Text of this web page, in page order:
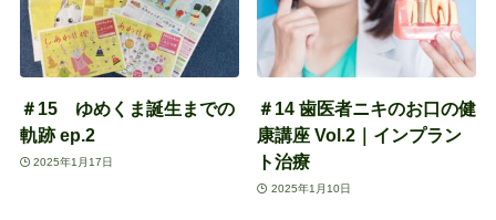
＃15 ゆめくま誕生までの
軌跡 ep.2
2025年1月17日
＃14 歯医者ニキのお口の健
康講座 Vol.2｜インプラン
ト治療
2025年1月10日